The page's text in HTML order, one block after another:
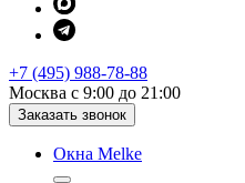
+7 (495) 988-78-88
Москва с 9:00 до 21:00
Заказать звонок
Окна Melke